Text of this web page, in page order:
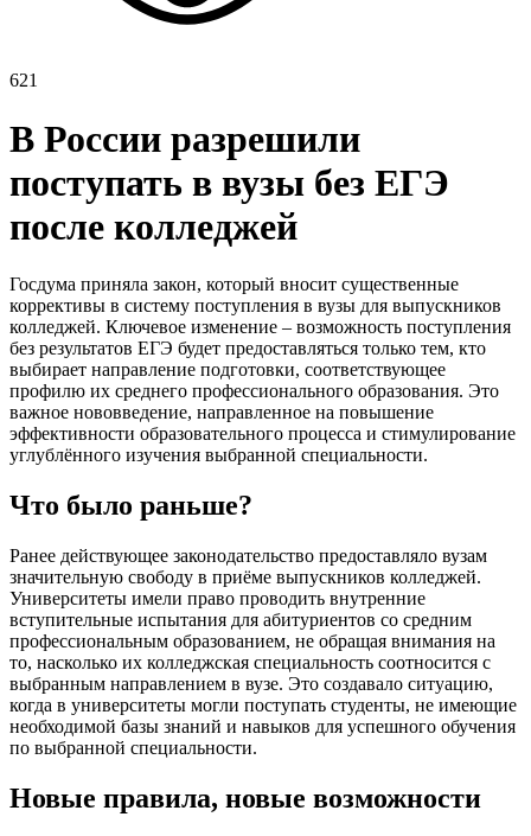
621
В России разрешили
поступать в вузы без ЕГЭ
после колледжей
Госдума приняла закон, который вносит существенные
коррективы в систему поступления в вузы для выпускников
колледжей. Ключевое изменение – возможность поступления
без результатов ЕГЭ будет предоставляться только тем, кто
выбирает направление подготовки, соответствующее
профилю их среднего профессионального образования. Это
важное нововведение, направленное на повышение
эффективности образовательного процесса и стимулирование
углублённого изучения выбранной специальности.
Что было раньше?
Ранее действующее законодательство предоставляло вузам
значительную свободу в приёме выпускников колледжей.
Университеты имели право проводить внутренние
вступительные испытания для абитуриентов со средним
профессиональным образованием, не обращая внимания на
то, насколько их колледжская специальность соотносится с
выбранным направлением в вузе. Это создавало ситуацию,
когда в университеты могли поступать студенты, не имеющие
необходимой базы знаний и навыков для успешного обучения
по выбранной специальности.
Новые правила, новые возможности